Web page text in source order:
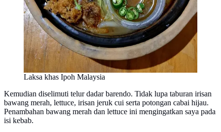
Laksa khas Ipoh Malaysia
Kemudian diselimuti telur dadar barendo. Tidak lupa taburan irisan
bawang merah, lettuce, irisan jeruk cui serta potongan cabai hijau.
Penambahan bawang merah dan lettuce ini mengingatkan saya pada
isi kebab.